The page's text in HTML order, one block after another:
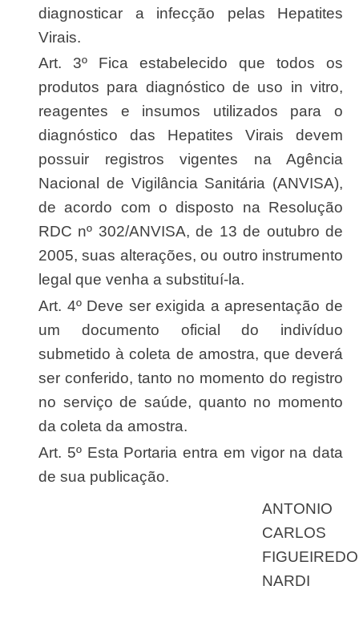
diagnosticar a infecção pelas Hepatites
Virais.
Art. 3º Fica estabelecido que todos os
produtos para diagnóstico de uso in vitro,
reagentes e insumos utilizados para o
diagnóstico das Hepatites Virais devem
possuir registros vigentes na Agência
Nacional de Vigilância Sanitária (ANVISA),
de acordo com o disposto na Resolução
RDC nº 302/ANVISA, de 13 de outubro de
2005, suas alterações, ou outro instrumento
legal que venha a substituí-la.
Art. 4º Deve ser exigida a apresentação de
um documento oficial do indivíduo
submetido à coleta de amostra, que deverá
ser conferido, tanto no momento do registro
no serviço de saúde, quanto no momento
da coleta da amostra.
Art. 5º Esta Portaria entra em vigor na data
de sua publicação.
ANTONIO
CARLOS
FIGUEIREDO
NARDI